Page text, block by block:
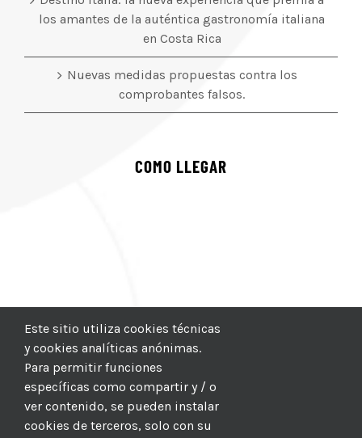
los amantes de la auténtica gastronomía italiana
en Costa Rica
Nuevas medidas propuestas contra los
comprobantes falsos.
COMO LLEGAR
Este sitio utiliza cookies técnicas
y cookies analíticas anónimas.
Para permitir funciones
específicas como compartir y / o
ver contenido, se pueden instalar
cookies de terceros, solo con su